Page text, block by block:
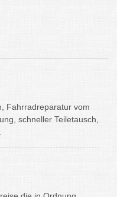
Fahrradreparatur vom
schneller Teiletausch,